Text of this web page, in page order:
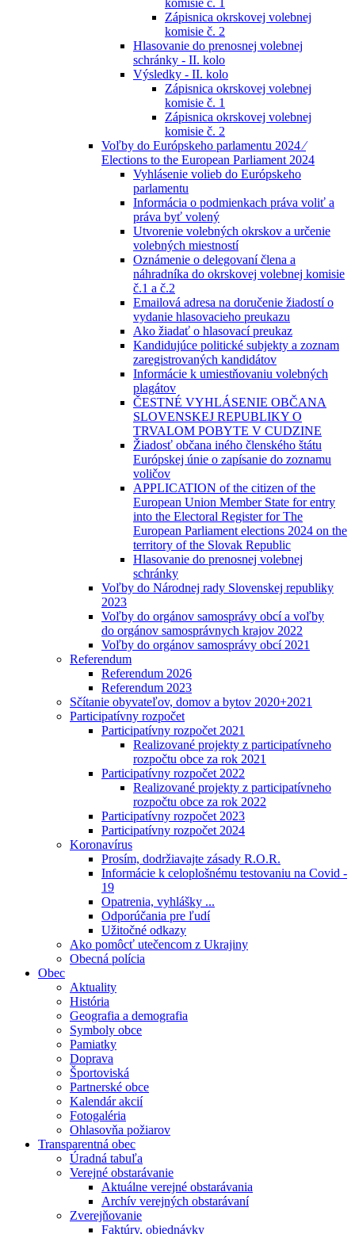
komisie č. 1
Zápisnica okrskovej volebnej
komisie č. 2
Hlasovanie do prenosnej volebnej
schránky - II. kolo
Výsledky - II. kolo
Zápisnica okrskovej volebnej
komisie č. 1
Zápisnica okrskovej volebnej
komisie č. 2
Voľby do Európskeho parlamentu 2024 ⁄
Elections to the European Parliament 2024
Vyhlásenie volieb do Európskeho
parlamentu
Informácia o podmienkach práva voliť a
práva byť volený
Utvorenie volebných okrskov a určenie
volebných miestností
Oznámenie o delegovaní člena a
náhradníka do okrskovej volebnej komisie
č.1 a č.2
Emailová adresa na doručenie žiadostí o
vydanie hlasovacieho preukazu
Ako žiadať o hlasovací preukaz
Kandidujúce politické subjekty a zoznam
zaregistrovaných kandidátov
Informácie k umiestňovaniu volebných
plagátov
ČESTNÉ VYHLÁSENIE OBČANA
SLOVENSKEJ REPUBLIKY O
TRVALOM POBYTE V CUDZINE
Žiadosť občana iného členského štátu
Európskej únie o zapísanie do zoznamu
voličov
APPLICATION of the citizen of the
European Union Member State for entry
into the Electoral Register for The
European Parliament elections 2024 on the
territory of the Slovak Republic
Hlasovanie do prenosnej volebnej
schránky
Voľby do Národnej rady Slovenskej republiky
2023
Voľby do orgánov samosprávy obcí a voľby
do orgánov samosprávnych krajov 2022
Voľby do orgánov samosprávy obcí 2021
Referendum
Referendum 2026
Referendum 2023
Sčítanie obyvateľov, domov a bytov 2020+2021
Participatívny rozpočet
Participatívny rozpočet 2021
Realizované projekty z participatívneho
rozpočtu obce za rok 2021
Participatívny rozpočet 2022
Realizované projekty z participatívneho
rozpočtu obce za rok 2022
Participatívny rozpočet 2023
Participatívny rozpočet 2024
Koronavírus
Prosím, dodržiavajte zásady R.O.R.
Informácie k celoplošnému testovaniu na Covid -
19
Opatrenia, vyhlášky ...
Odporúčania pre ľudí
Užitočné odkazy
Ako pomôcť utečencom z Ukrajiny
Obecná polícia
Obec
Aktuality
História
Geografia a demografia
Symboly obce
Pamiatky
Doprava
Športoviská
Partnerské obce
Kalendár akcií
Fotogaléria
Ohlasovňa požiarov
Transparentná obec
Úradná tabuľa
Verejné obstarávanie
Aktuálne verejné obstarávania
Archív verejných obstarávaní
Zverejňovanie
Faktúry, objednávky